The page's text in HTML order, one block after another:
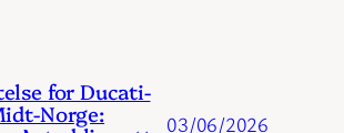
for Ducati-
Norge: 03/06/2026